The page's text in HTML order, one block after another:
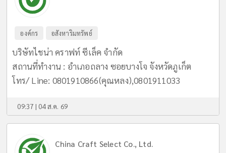
องค์กร อสังหาริมทรัพย์
บริษัทไชน่า คราฟท์ ซีเล็ค จำกัด
สถานที่ทำงาน : อำเภอถลาง ซอยบางโจ จังหวัดภูเก็ต
โทร/ Line: 0801910866(คุณหลง),0801911033
09:37 | 04 ส.ค. 69
China Craft Select Co., Ltd.